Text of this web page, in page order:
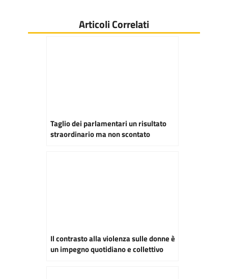
Articoli Correlati
Taglio dei parlamentari un risultato
straordinario ma non scontato
Il contrasto alla violenza sulle donne è
un impegno quotidiano e collettivo